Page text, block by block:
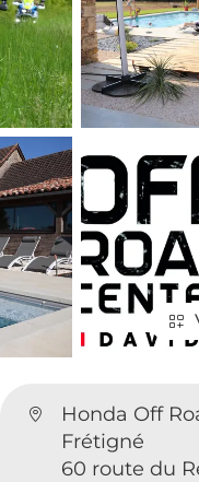
Honda Off
Frétigné
60 route du